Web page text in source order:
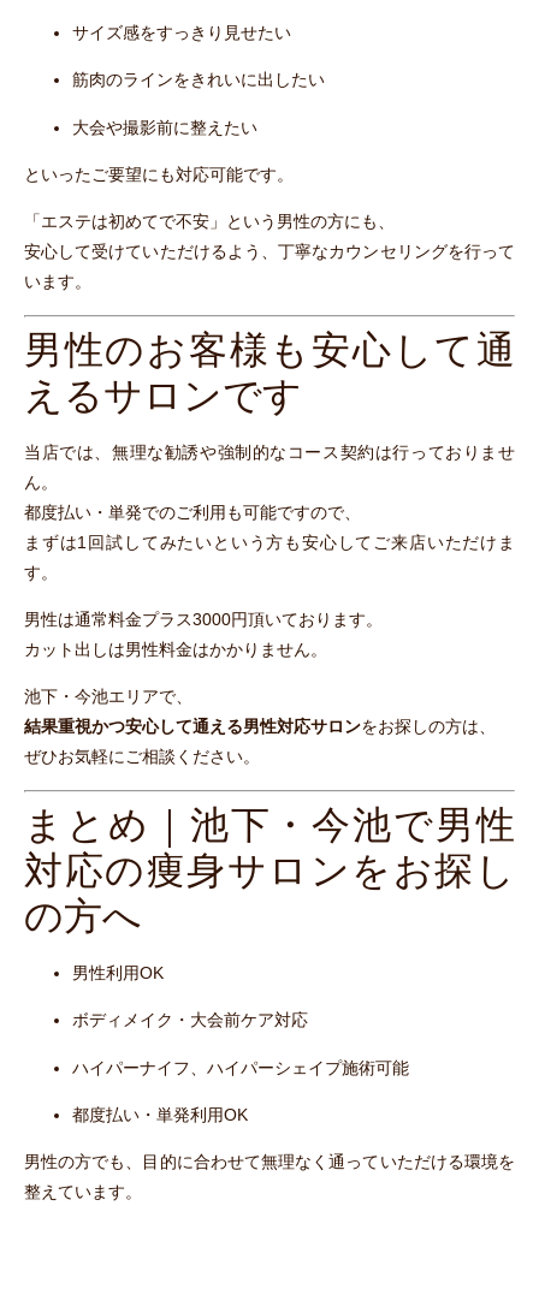
サイズ感をすっきり見せたい
筋肉のラインをきれいに出したい
大会や撮影前に整えたい
といったご要望にも対応可能です。
「エステは初めてで不安」という男性の方にも、
安心して受けていただけるよう、丁寧なカウンセリングを行って
います。
男性のお客様も安心して通
えるサロンです
当店では、無理な勧誘や強制的なコース契約は行っておりませ
ん。
都度払い・単発でのご利用も可能ですので、
まずは1回試してみたいという方も安心してご来店いただけま
す。
男性は通常料金プラス3000円頂いております。
カット出しは男性料金はかかりません。
池下・今池エリアで、
結果重視かつ安心して通える男性対応サロンをお探しの方は、
ぜひお気軽にご相談ください。
まとめ｜池下・今池で男性
対応の痩身サロンをお探し
の方へ
男性利用OK
ボディメイク・大会前ケア対応
ハイパーナイフ、ハイパーシェイプ施術可能
都度払い・単発利用OK
男性の方でも、目的に合わせて無理なく通っていただける環境を
整えています。